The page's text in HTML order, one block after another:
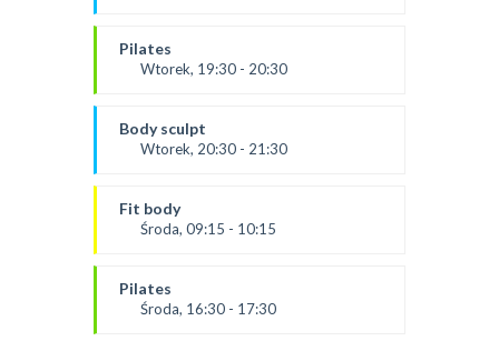
prowadząca:
Karolina
Pilates
Wtorek, 19:30 - 20:30
Paulina
*Zajęcia dla dorosłych i dzieci
Body sculpt
Wtorek, 20:30 - 21:30
Aneta
SALA 1
Fit body
Środa, 09:15 - 10:15
Justyna
*Zajęcia dla dorosłych i dzieci
Pilates
Środa, 16:30 - 17:30